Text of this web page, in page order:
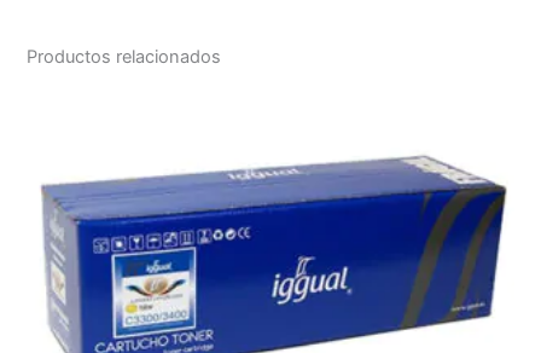
Productos relacionados